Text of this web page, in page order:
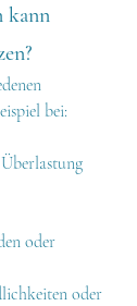
kann
bei:
oder
oder